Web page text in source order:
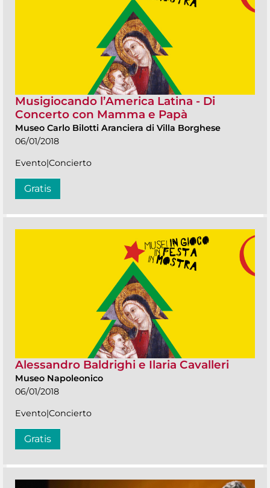
Musigiocando l’America Latina - Di
Concerto con Mamma e Papà
Museo Carlo Bilotti Aranciera di Villa Borghese
06/01/2018
Evento|Concierto
Gratis
Alessandro Baldrighi e Ilaria Cavalleri
Museo Napoleonico
06/01/2018
Evento|Concierto
Gratis